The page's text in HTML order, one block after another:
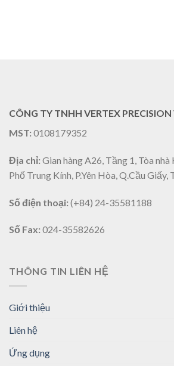
CÔNG TY TNHH VERTEX
MST: 0108179352
Địa chỉ: Gian hàng A26, Tầng 1, Tòa
Phố Trung Kính, P.Yên Hòa, Q.Cầu
Số điện thoại: (+84) 24-35581188
Số Fax: 024-35582626
THÔNG TIN LIÊN HỆ
Giới thiệu
Liên hệ
Ứng dụng